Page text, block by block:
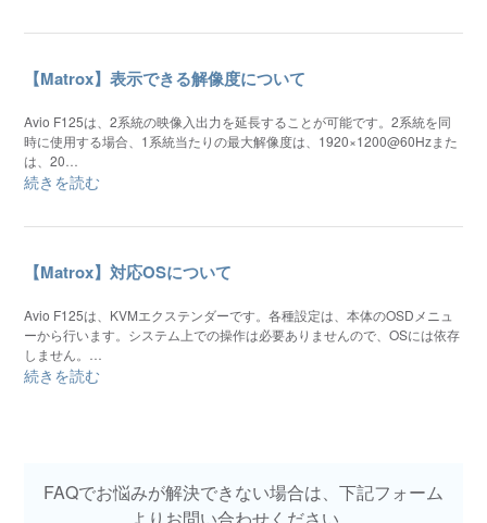
【Matrox】表示できる解像度について
Avio F125は、2系統の映像入出力を延長することが可能です。2系統を同
時に使用する場合、1系統当たりの最大解像度は、1920×1200@60Hzまた
は、20…
続きを読む
【Matrox】対応OSについて
Avio F125は、KVMエクステンダーです。各種設定は、本体のOSDメニュ
ーから行います。システム上での操作は必要ありませんので、OSには依存
しません。…
続きを読む
FAQでお悩みが解決できない場合は、下記フォーム
よりお問い合わせください。